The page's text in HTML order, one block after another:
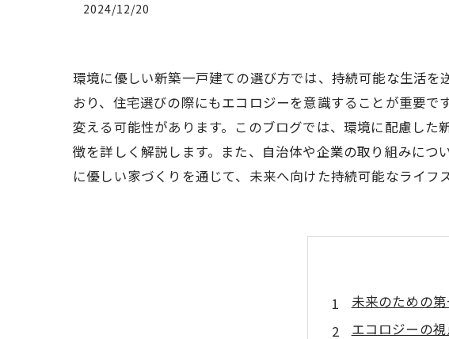
2024/12/20
環境に優しい新築一戸建ての選び方では、持続可能な生活
おり、住宅選びの際にもエコロジーを意識することが重要
変える可能性があります。このブログでは、環境に配慮し
徴を詳しく解説します。また、自治体や企業の取り組みに
に優しい家づくりを通じて、未来へ向けた持続可能なライフ
未来のための
エコロジーの